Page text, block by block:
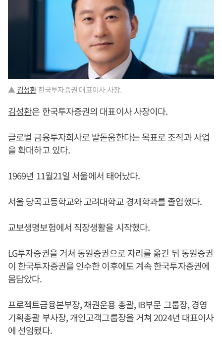
▲ 김성환한국투자증권 대표이사 사장.
김성환은 한국투자증권의 대표이사 사장이다.
글로벌 금융투자회사로 발돋움한다는 목표로 조직과 사업
을 확대하고 있다.
1969년 11월21일 서울에서 태어났다.
서울 당곡고등학교와 고려대학교 경제학과를 졸업했다.
교보생명보험에서 직장생활을 시작했다.
LG투자증권을 거쳐 동원증권으로 자리를 옮긴 뒤 동원증권
이 한국투자증권을 인수한 이후에도 계속 한국투자증권에
몸담았다.
프로젝트금융본부장, 채권운용 총괄, IB부문 그룹장, 경영
기획총괄 부사장, 개인고객그룹장을 거쳐 2024년 대표이사
에 선임됐다.